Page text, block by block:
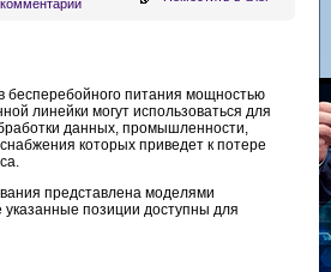
комментарий
бесперебойного питания мощностью
линейки могут использоваться для
данных, промышленности,
которых приведет к потере
представлена моделями
позиции доступны для